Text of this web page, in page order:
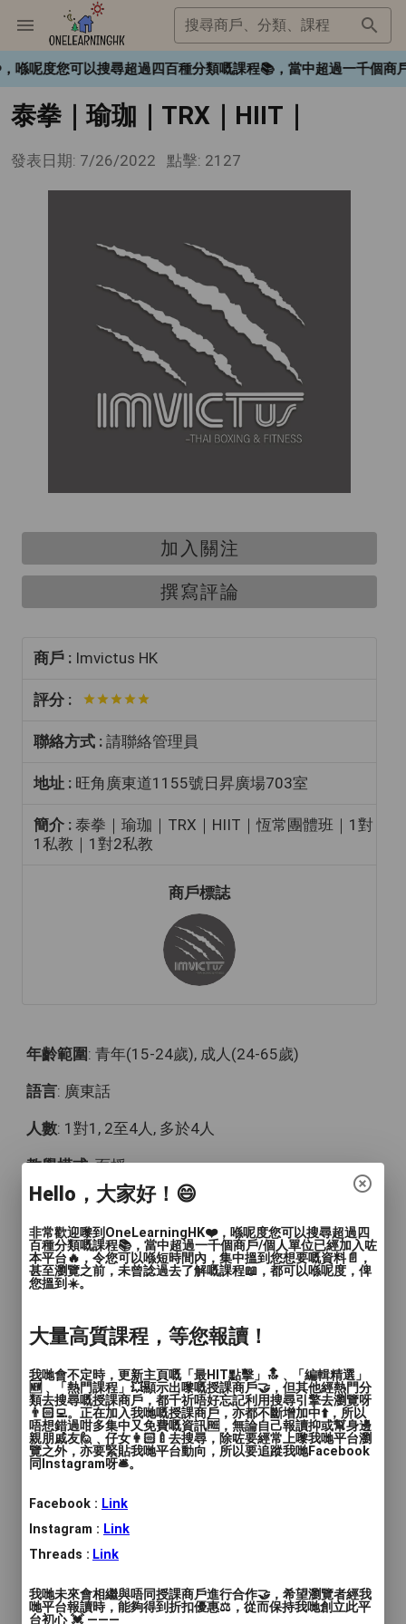
搜尋商戶、分類、課程
度您可以搜尋超過四百種分類嘅課程📚，當中超過一千個商
泰拳｜瑜珈｜TRX｜HIIT｜
發表日期: 7/26/2022 點擊: 2127
加入關注
撰寫評論
商戶 : Imvictus HK
評分 :
聯絡方式 : 請聯絡管理員
地址 : 旺角廣東道1155號日昇廣場703室
簡介 : 泰拳｜瑜珈｜TRX｜HIIT｜恆常團體班｜1對
1私教｜1對2私教
商戶標誌
年齡範圍: 青年(15-24歲), 成人(24-65歲)
語言: 廣東話
人數: 1對1, 2至4人, 多於4人
教學模式: 面授
時間: 個別查詢
價錢: 個別查詢
服務地區: 油尖旺區
提供各類訓練包括:
泰拳🥊｜瑜珈🧘🏻‍♀️｜TRX📿｜HIIT🤸🏻‍♀️｜
⭕️優惠價試堂
⭕️5堂/10堂/15堂/20堂套票
🔅歡迎DM查詢
女性學員居多，適合一家大細／小朋友上課
Hello，大家好！😄
非常歡迎嚟到OneLearningHK❤️，喺呢度您可以搜尋超過四
百種分類嘅課程📚，當中超過一千個商戶/個人單位已經加入咗
本平台🔥，令您可以喺短時間內，集中搵到您想要嘅資料📄，
甚至瀏覽之前，未曾諗過去了解嘅課程📖，都可以喺呢度，俾
您搵到☀️。
大量高質課程，等您報讀！
我哋會不定時，更新主頁嘅「最HIT點擊」🔝﹑「編輯精選」
🆕﹑「熱門課程」💥顯示出嚟嘅授課商戶🤝，但其他經熱門分
類去搜尋嘅授課商戶，都千祈唔好忘記利用搜尋引擎去瀏覽呀
👨🏻‍💻。正在加入我哋嘅授課商戶，亦都不斷增加中⬆️，所以
唔想錯過咁多集中又免費嘅資訊🆓，無論自己報讀抑或幫身邊
親朋戚友🙋﹑仔女👩🏻‍🍼去搜尋，除咗要經常上嚟我哋平台瀏
覽之外，亦要緊貼我哋平台動向，所以要追蹤我哋Facebook
同Instagram呀🛎️。
Facebook : Link
Instagram : Link
Threads : Link
我哋未來會相繼與唔同授課商戶進行合作🤝，希望瀏覽者經我
哋平台報讀時，能夠得到折扣優惠⚖️，從而保持我哋創立此平
台初心 💓 ———